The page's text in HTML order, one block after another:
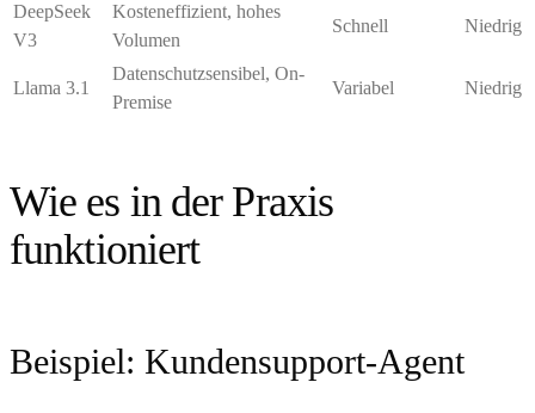
DeepSeek
V3
Kosteneffizient, hohes
Volumen
Schnell Niedrig
Llama 3.1
Datenschutzsensibel, On-
Premise
Variabel Niedrig
Wie es in der Praxis
funktioniert
Beispiel: Kundensupport-Agent